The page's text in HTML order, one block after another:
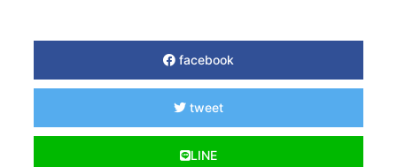
facebook
tweet
LINE